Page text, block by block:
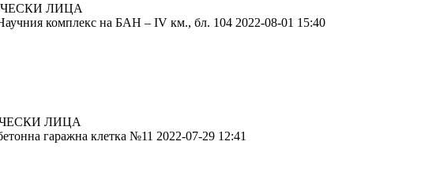
ЛИЦА
комплекс на БАН – IV км., бл. 104 2022-08-01 15:40
ЛИЦА
гаражна клетка №11 2022-07-29 12:41